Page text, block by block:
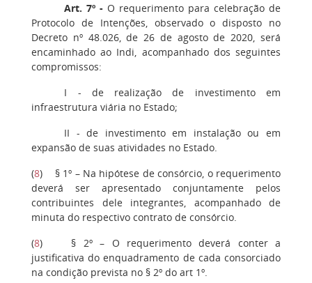
Art. 7º - O requerimento para celebração de
Protocolo de Intenções, observado o disposto no
Decreto nº 48.026, de 26 de agosto de 2020, será
encaminhado ao Indi, acompanhado dos seguintes
compromissos:
I - de realização de investimento em
infraestrutura viária no Estado;
II - de investimento em instalação ou em
expansão de suas atividades no Estado.
(8) § 1º – Na hipótese de consórcio, o requerimento
deverá ser apresentado conjuntamente pelos
contribuintes dele integrantes, acompanhado de
minuta do respectivo contrato de consórcio.
(8) § 2º – O requerimento deverá conter a
justificativa do enquadramento de cada consorciado
na condição prevista no § 2º do art 1º.